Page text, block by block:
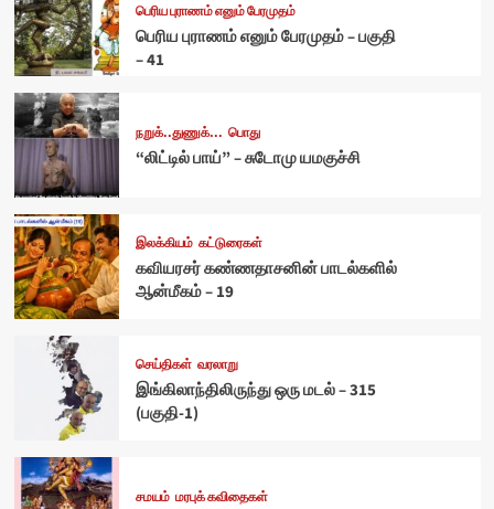
பெரிய புராணம் எனும் பேரமுதம்
பெரிய புராணம் எனும் பேரமுதம் – பகுதி
– 41
நறுக்..துணுக்... பொது
“லிட்டில் பாய்” – சுடோமு யமகுச்சி
இலக்கியம் கட்டுரைகள்
கவியரசர் கண்ணதாசனின் பாடல்களில்
ஆன்மீகம் – 19
செய்திகள் வரலாறு
இங்கிலாந்திலிருந்து ஒரு மடல் – 315
(பகுதி-1)
சமயம் மரபுக் கவிதைகள்